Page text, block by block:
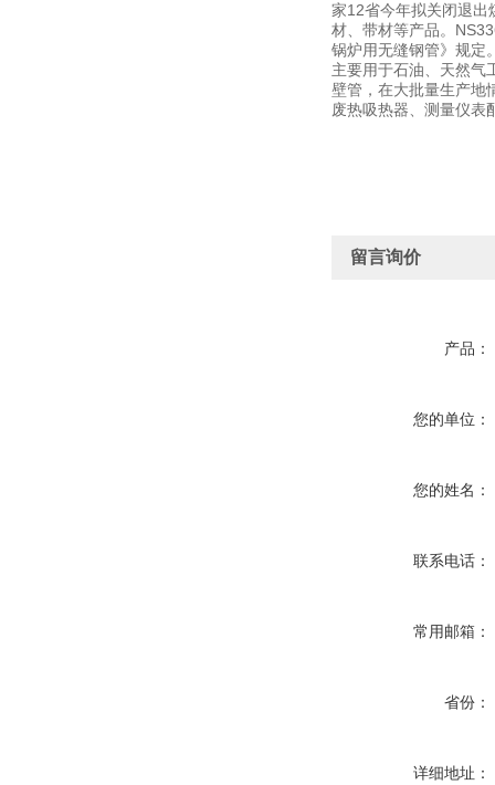
家12省今年拟关闭退出
材、带材等产品。
锅炉用无缝钢管》规
主要用于石油、天然气
壁管，在大批量生产地
废热吸热器、测量仪表
留言询价
产品：
您的单位：
您的姓名：
联系电话：
常用邮箱：
省份：
详细地址：